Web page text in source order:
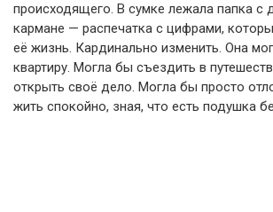
происходящего. В сумке лежала папка с
кармане — распечатка с цифрами,
её жизнь. Кардинально изменить. Она
квартиру. Могла бы съездить в
открыть своё дело. Могла бы просто
жить спокойно, зная, что есть подушка